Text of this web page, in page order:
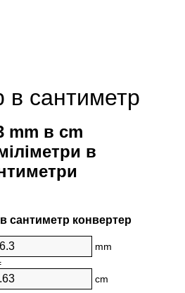
в сантиметр
mm в cm
в
в сантиметр конвертер
mm
cm